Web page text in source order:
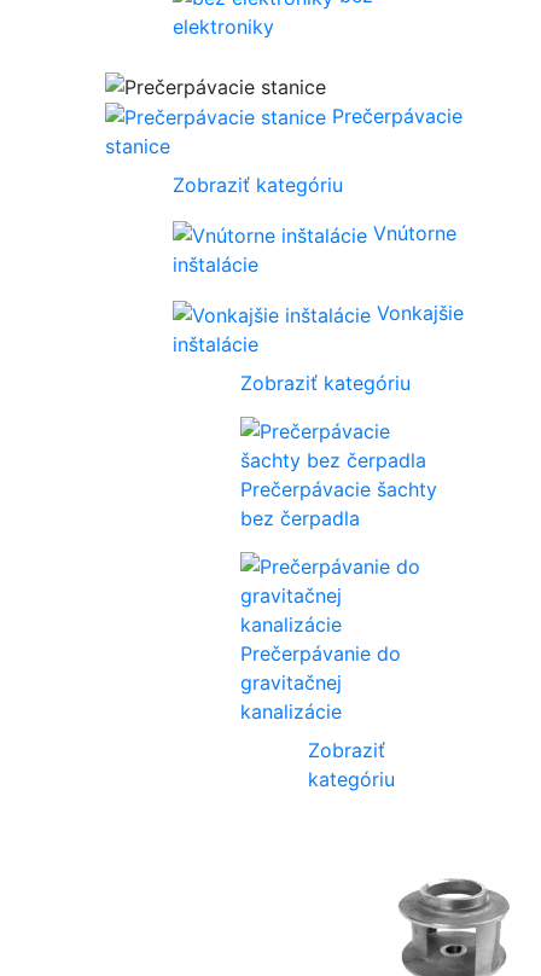
elektroniky
Prečerpávacie
stanice
Zobraziť kategóriu
Vnútorne
inštalácie
Vonkajšie
inštalácie
Zobraziť kategóriu
Prečerpávacie šachty
bez čerpadla
Prečerpávanie do
gravitačnej
kanalizácie
Zobraziť
kategóriu